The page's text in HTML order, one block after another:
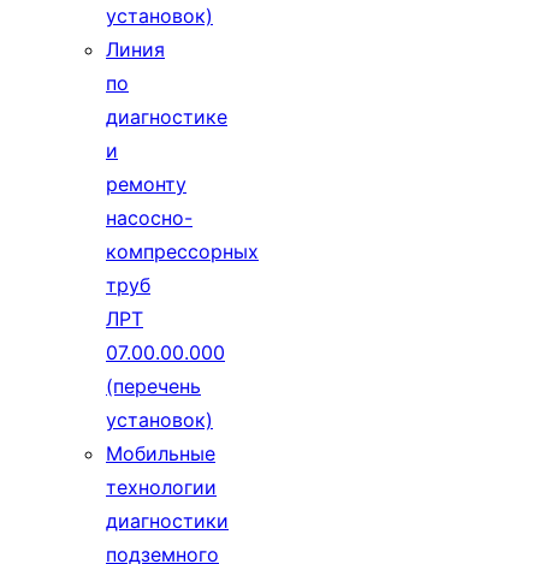
установок)
Линия
по
диагностике
и
ремонту
насосно-
компрессорных
труб
ЛРТ
07.00.00.000
(перечень
установок)
Мобильные
технологии
диагностики
подземного